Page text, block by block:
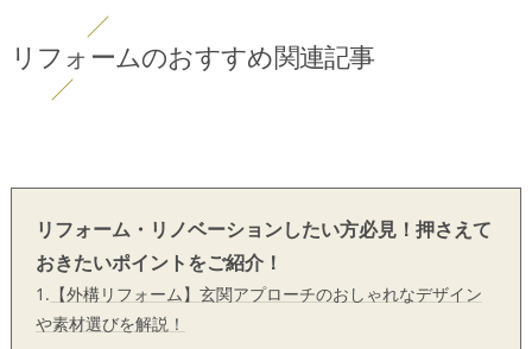
リフォームのおすすめ関連記事
リフォーム・リノベーションしたい方必見！押さえて
おきたいポイントをご紹介！
1. 【外構リフォーム】玄関アプローチのおしゃれなデザイン
や素材選びを解説！